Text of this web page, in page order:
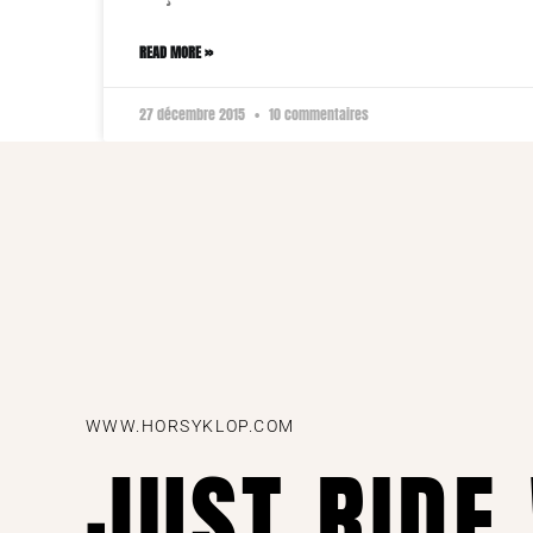
READ MORE »
27 décembre 2015 10 commentaires
WWW.HORSYKLOP.COM